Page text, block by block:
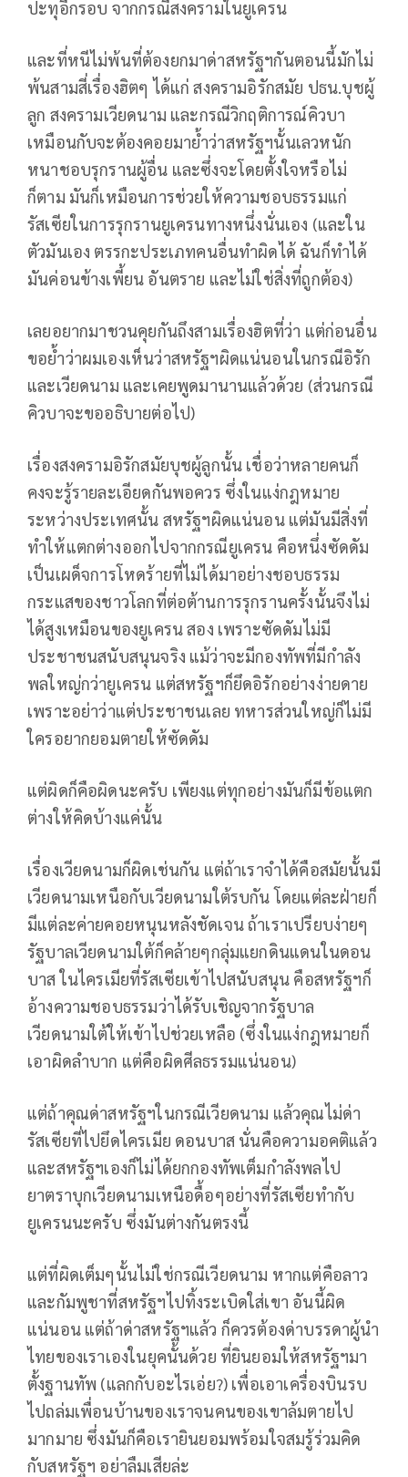
ปะทุอีกรอบ จากกรณีสงครามในยูเครน
และที่หนีไม่พ้นที่ต้องยกมาด่าสหรัฐฯกันตอนนี้มักไม่
พ้นสามสี่เรื่องฮิตๆ ได้แก่ สงครามอิรักสมัย ปธน.บุชผู้
ลูก สงครามเวียดนาม และกรณีวิกฤติการณ์คิวบา
เหมือนกับจะต้องคอยมาย้ำว่าสหรัฐฯนั้นเลวหนัก
หนาชอบรุกรานผู้อื่น และซึ่งจะโดยตั้งใจหรือไม่
ก็ตาม มันก็เหมือนการช่วยให้ความชอบธรรมแก่
รัสเซียในการรุกรานยูเครนทางหนึ่งนั่นเอง (และใน
ตัวมันเอง ตรรกะประเภทคนอื่นทำผิดได้ ฉันก็ทำได้
มันค่อนข้างเพี้ยน อันตราย และไม่ใช่สิ่งที่ถูกต้อง)
เลยอยากมาชวนคุยกันถึงสามเรื่องฮิตที่ว่า แต่ก่อนอื่น
ขอย้ำว่าผมเองเห็นว่าสหรัฐฯผิดแน่นอนในกรณีอิรัก
และเวียดนาม และเคยพูดมานานแล้วด้วย (ส่วนกรณี
คิวบาจะขออธิบายต่อไป)
เรื่องสงครามอิรักสมัยบุชผู้ลูกนั้น เชื่อว่าหลายคนก็
คงจะรู้รายละเอียดกันพอควร ซึ่งในแง่กฎหมาย
ระหว่างประเทศนั้น สหรัฐฯผิดแน่นอน แต่มันมีสิ่งที่
ทำให้แตกต่างออกไปจากกรณียูเครน คือหนึ่งซัดดัม
เป็นเผด็จการโหดร้ายที่ไม่ได้มาอย่างชอบธรรม
กระแสของชาวโลกที่ต่อต้านการรุกรานครั้งนั้นจึงไม่
ได้สูงเหมือนของยูเครน สอง เพราะซัดดัมไม่มี
ประชาชนสนับสนุนจริง แม้ว่าจะมีกองทัพที่มีกำลัง
พลใหญ่กว่ายูเครน แต่สหรัฐฯก็ยึดอิรักอย่างง่ายดาย
เพราะอย่าว่าแต่ประชาชนเลย ทหารส่วนใหญ่ก็ไม่มี
ใครอยากยอมตายให้ซัดดัม
แต่ผิดก็คือผิดนะครับ เพียงแต่ทุกอย่างมันก็มีข้อแตก
ต่างให้คิดบ้างแค่นั้น
เรื่องเวียดนามก็ผิดเช่นกัน แต่ถ้าเราจำได้คือสมัยนั้นมี
เวียดนามเหนือกับเวียดนามใต้รบกัน โดยแต่ละฝ่ายก็
มีแต่ละค่ายคอยหนุนหลังชัดเจน ถ้าเราเปรียบง่ายๆ
รัฐบาลเวียดนามใต้ก็คล้ายๆกลุ่มแยกดินแดนในดอน
บาส ในไครเมียที่รัสเซียเข้าไปสนับสนุน คือสหรัฐฯก็
อ้างความชอบธรรมว่าได้รับเชิญจากรัฐบาล
เวียดนามใต้ให้เข้าไปช่วยเหลือ (ซึ่งในแง่กฎหมายก็
เอาผิดลำบาก แต่คือผิดศีลธรรมแน่นอน)
แต่ถ้าคุณด่าสหรัฐฯในกรณีเวียดนาม แล้วคุณไม่ด่า
รัสเซียที่ไปยึดไครเมีย ดอนบาส นั่นคือความอคติแล้ว
และสหรัฐฯเองก็ไม่ได้ยกกองทัพเต็มกำลังพลไป
ยาตราบุกเวียดนามเหนือดื้อๆอย่างที่รัสเซียทำกับ
ยูเครนนะครับ ซึ่งมันต่างกันตรงนี้
แต่ที่ผิดเต็มๆนั้นไม่ใช่กรณีเวียดนาม หากแต่คือลาว
และกัมพูชาที่สหรัฐฯไปทิ้งระเบิดใส่เขา อันนี้ผิด
แน่นอน แต่ถ้าด่าสหรัฐฯแล้ว ก็ควรต้องด่าบรรดาผู้นำ
ไทยของเราเองในยุคนั้นด้วย ที่ยินยอมให้สหรัฐฯมา
ตั้งฐานทัพ (แลกกับอะไรเอ่ย?) เพื่อเอาเครื่องบินรบ
ไปถล่มเพื่อนบ้านของเราจนคนของเขาล้มตายไป
มากมาย ซึ่งมันก็คือเรายินยอมพร้อมใจสมรู้ร่วมคิด
กับสหรัฐฯ อย่าลืมเสียล่ะ